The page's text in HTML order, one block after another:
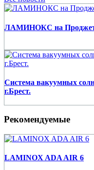
ЛАМИНОКС на
Система вакуумных
г.Брест.
Рекомендуемые
LAMINOX ADA AIR 6